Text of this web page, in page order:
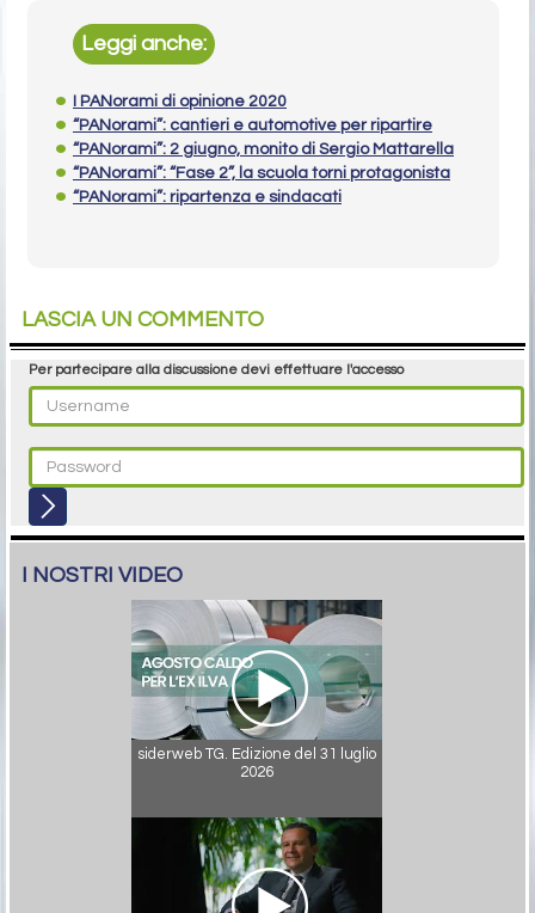
Leggi anche:
I PANorami di opinione 2020
“PANorami”: cantieri e automotive per ripartire
“PANorami”: 2 giugno, monito di Sergio Mattarella
“PANorami”: “Fase 2”, la scuola torni protagonista
“PANorami”: ripartenza e sindacati
LASCIA UN COMMENTO
Per partecipare alla discussione devi effettuare l'accesso
I NOSTRI VIDEO
siderweb TG. Edizione del 31 luglio
2026